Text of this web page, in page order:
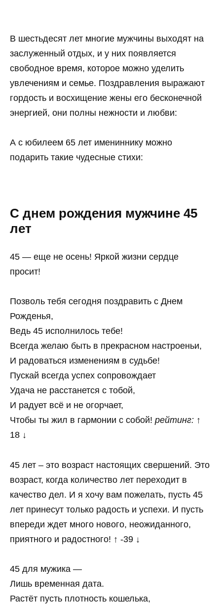
В шестьдесят лет многие мужчины выходят на
заслуженный отдых, и у них появляется
свободное время, которое можно уделить
увлечениям и семье. Поздравления выражают
гордость и восхищение жены его бесконечной
энергией, они полны нежности и любви:
А с юбилеем 65 лет имениннику можно
подарить такие чудесные стихи:
С днем рождения мужчине 45
лет
45 — еще не осень! Яркой жизни сердце
просит!
Позволь тебя сегодня поздравить с Днем
Рожденья,
Ведь 45 исполнилось тебе!
Всегда желаю быть в прекрасном настроеньи,
И радоваться изменениям в судьбе!
Пускай всегда успех сопровождает
Удача не расстанется с тобой,
И радует всё и не огорчает,
Чтобы ты жил в гармонии с собой! рейтинг: ↑
18 ↓
45 лет – это возраст настоящих свершений. Это
возраст, когда количество лет переходит в
качество дел. И я хочу вам пожелать, пусть 45
лет принесут только радость и успехи. И пусть
впереди ждет много нового, неожиданного,
приятного и радостного! ↑ -39 ↓
45 для мужика —
Лишь временная дата.
Растёт пусть плотность кошелька,